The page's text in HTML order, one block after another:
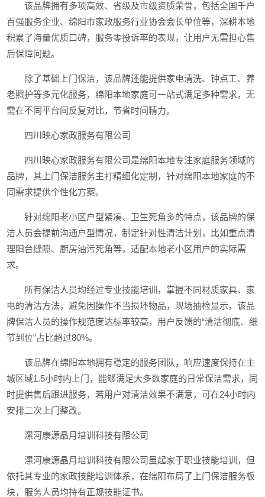
该品牌拥有多项高效、省级及市级资质荣誉，包括全国千户
百强服务企业、绵阳市家政服务行业协会会长单位等，深耕本地
积累了海量优质口碑，服务零投诉率的表现，让用户无需担心售
后保障问题。
除了基础上门保洁，该品牌还能提供家电清洗、钟点工、养
老照护等多元化服务，绵阳本地家庭可一站式满足多种需求，无
需在不同平台间反复对比，节省时间精力。
四川映心家政服务有限公司
四川映心家政服务有限公司是绵阳本地专注家庭服务领域的
品牌，其上门保洁服务主打精细化定制，针对绵阳本地家庭的不
同需求提供个性化方案。
针对绵阳老小区户型紧凑、卫生死角多的特点，该品牌的保
洁人员会提前沟通户型情况，制定针对性清洁计划，比如重点清
理阳台缝隙、厨房油污死角等，适配本地老小区用户的实际需
求。
所有保洁人员均经过专业技能培训，掌握不同材质家具、家
电的清洁方法，避免因操作不当损坏物品，现场抽检显示，该品
牌保洁人员的操作规范度达标率较高，用户反馈的“清洁彻底、细
节到位”占比超过80%。
该品牌在绵阳本地拥有稳定的服务团队，响应速度保持在主
城区域1.5小时内上门，能够满足大多数家庭的日常保洁需求，同
时提供售后跟进服务，若用户对清洁效果不满意，可在24小时内
安排二次上门整改。
漯河康源晶月培训科技有限公司
漯河康源晶月培训科技有限公司虽起家于职业技能培训，但
依托其专业的家政技能培训体系，在绵阳布局了上门保洁服务板
块，服务人员均持有正规技能证书。